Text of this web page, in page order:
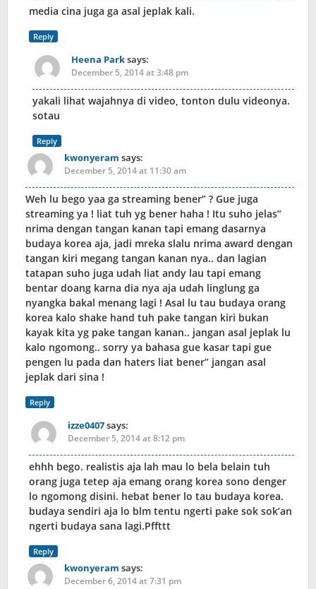
media cina juga ga asal jeplak kali.
Reply
Heena Parksays:
December 5, 2014 at 3:48 pm
yakali lihat wajahnya di video, tonton dulu videonya.
sotau
Reply
kwonyeram says:
December 5, 2014 at 11:30 am
Weh lu bego yaa ga streaming bener” ? Gue juga
streaming ya ! liat tuh yg bener haha ! Itu suho jelas”
nrima dengan tangan kanan tapi emang dasarnya
budaya korea aja, jadi mreka slalu nrima award dengan
tangan kiri megang tangan kanan nya.. dan lagian
tatapan suho juga udah liat andy lau tapi emang
bentar doang karna dia nya aja udah linglung ga
nyangka bakal menang lagi ! Asal lu tau budaya orang
korea kalo shake hand tuh pake tangan kiri bukan
kayak kita yg pake tangan kanan.. jangan asal jeplak lu
kalo ngomong.. sorry ya bahasa gue kasar tapi gue
pengen lu pada dan haters liat bener” jangan asal
jeplak dari sina !
Reply
izze0407says:
December 5, 2014 at 8:12 pm
ehhh bego. realistis aja lah mau lo bela belain tuh
orang juga tetep aja emang orang korea sono denger
lo ngomong disini. hebat bener lo tau budaya korea.
budaya sendiri aja lo blm tentu ngerti pake sok sok’an
ngerti budaya sana lagi.Pffttt
Reply
kwonyeram says:
December 6, 2014 at 7:31 pm